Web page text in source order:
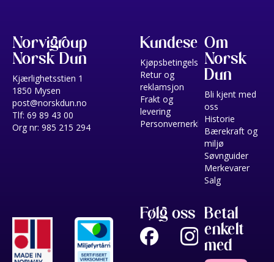
Norvigroup
Norsk Dun
Kjærlighetsstien 1
1850 Mysen
post@norskdun.no
Tlf: 69 89 43 00
Org nr: 985 215 294
Kundeservice
Kjøpsbetingelser
Retur og
reklamsjon
Frakt og
levering
Personvernerklæring
Om
Norsk
Dun
Bli kjent med
oss
Historie
Bærekraft og
miljø
Søvnguider
Merkevarer
Salg
Følg oss Betal
enkelt
med